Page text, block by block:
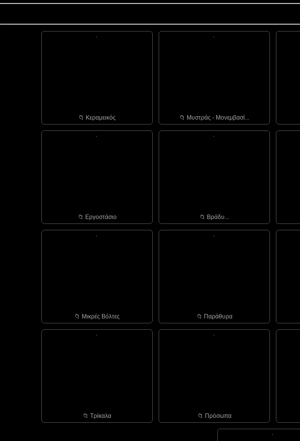
📁︎ Κεραμεικός 📁︎ Μυστράς - Μονεμβασί...
📁︎ Εργοστάσιο 📁︎ Bράδυ...
📁︎ Μικρές Βόλτες 📁︎ Παράθυρα
📁︎ Τρίκαλα 📁︎ Πρόσωπα